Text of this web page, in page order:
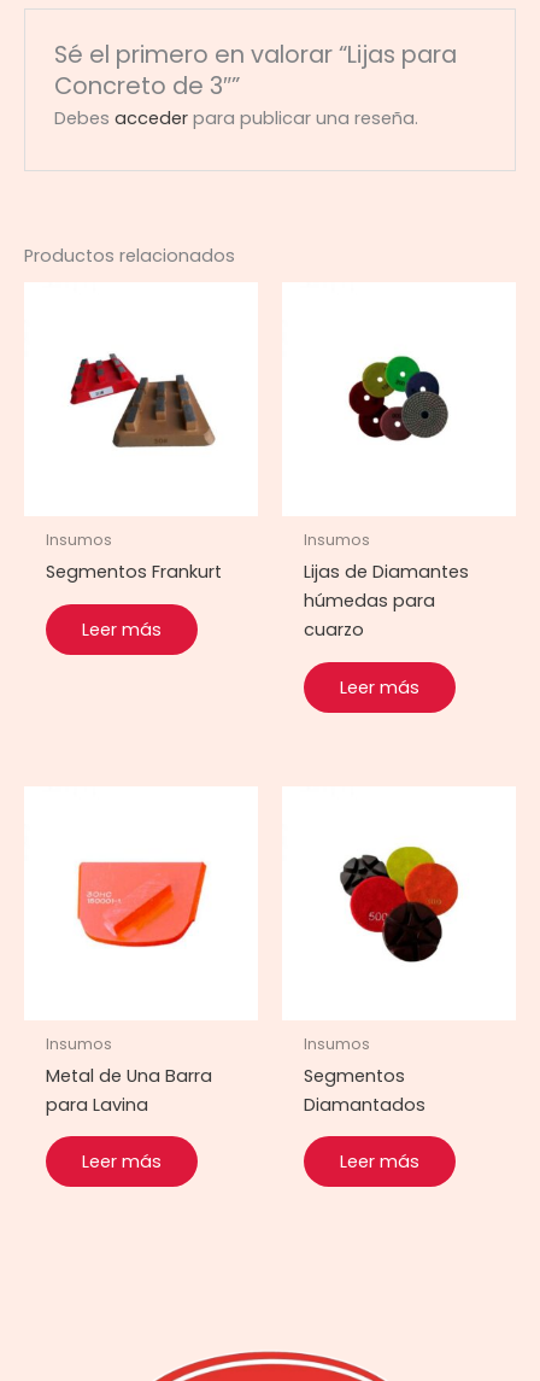
Sé el primero en valorar “Lijas para
Concreto de 3″”
Debesacceder para publicar una reseña.
Productos relacionados
Insumos
Segmentos Frankurt
Leer más
Insumos
Lijas de Diamantes
húmedas para
cuarzo
Leer más
Insumos
Metal de Una Barra
para Lavina
Leer más
Insumos
Segmentos
Diamantados
Leer más